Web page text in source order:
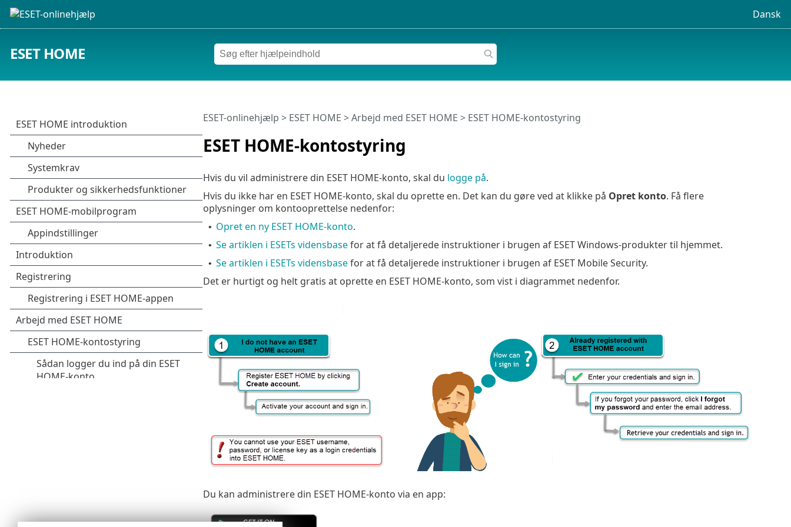
Dansk
ESET HOME
ESET HOME-kontostyring
ESET-onlinehjælp > ESET HOME >Arbejd med ESET HOME > ESET HOME-kontostyring
Hvis du vil administrere din ESET HOME-konto, skal du logge på.
Hvis du ikke har en ESET HOME-konto, skal du oprette en. Det kan du gøre ved at klikke på Opret konto. Få flere
oplysninger om kontooprettelse nedenfor:
• Opret en ny ESET HOME-konto.
• Se artiklen i ESETs vidensbasefor at få detaljerede instruktioner i brugen af ESET Windows-produkter til hjemmet.
• Se artiklen i ESETs vidensbasefor at få detaljerede instruktioner i brugen af ESET Mobile Security.
Det er hurtigt og helt gratis at oprette en ESET HOME-konto, som vist i diagrammet nedenfor.
Du kan administrere din ESET HOME-konto via en app: